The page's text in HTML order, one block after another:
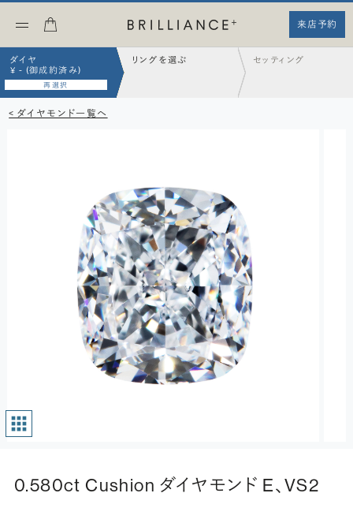
来店予約
ダイヤ
¥ - (御成約済み)
再選択
リングを選ぶ セッティング
< ダイヤモンド一覧へ
0.580ct Cushion ダイヤモンド E、VS2